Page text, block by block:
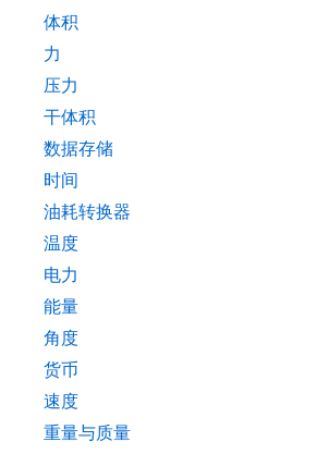
体积
力
压力
干体积
数据存储
时间
油耗转换器
温度
电力
能量
角度
货币
速度
重量与质量